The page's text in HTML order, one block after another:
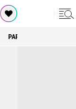
PARIWISATA